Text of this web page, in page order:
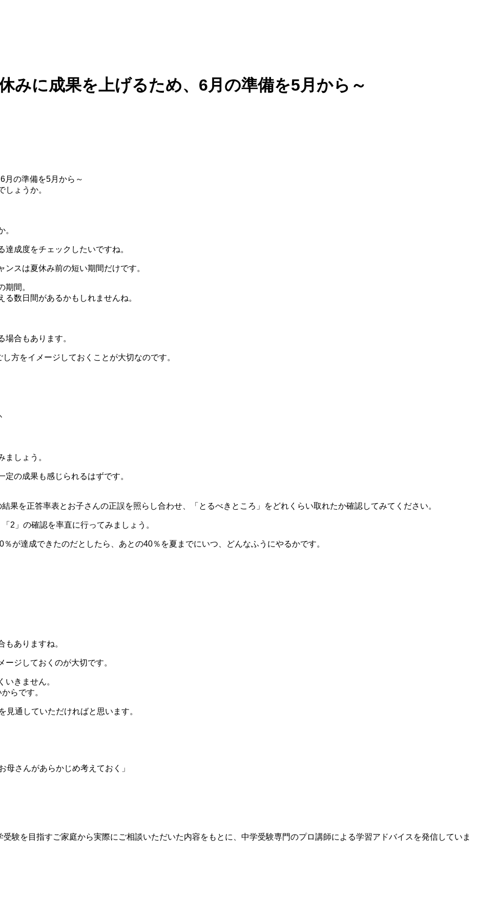
みに成果を上げるため、6月の準備を5月から～
ょうか。
。
成度をチェックしたいですね。
スは夏休み前の短い期間だけです。
間。
数日間があるかもしれませんね。
合もあります。
方をイメージしておくことが大切なのです。
しょう。
の成果も感じられるはずです。
果を正答率表とお子さんの正誤を照らし合わせ、「とるべきところ」をどれくらい取れたか確認してみてください。
2」の確認を率直に行ってみましょう。
が達成できたのだとしたら、あとの40％を夏までにいつ、どんなふうにやるかです。
ありますね。
ジしておくのが大切です。
きません。
らです。
通していただければと思います。
母さんがあらかじめ考えておく」
験を目指すご家庭から実際にご相談いただいた内容をもとに、中学受験専門のプロ講師による学習アドバイスを発信していま